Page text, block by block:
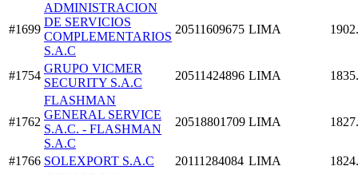
#1699
ADMINISTRACION
DE SERVICIOS
COMPLEMENTARIOS
S.A.C
20511609675 LIMA
#1754
GRUPO VICMER
SECURITY S.A.C
20511424896 LIMA
#1762
FLASHMAN
GENERAL SERVICE
S.A.C. - FLASHMAN
S.A.C
20518801709 LIMA
#1766 SOLEXPORT S.A.C 20111284084 LIMA